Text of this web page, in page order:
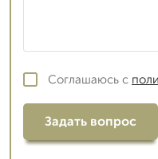
Соглашаюсь с
Задать вопрос